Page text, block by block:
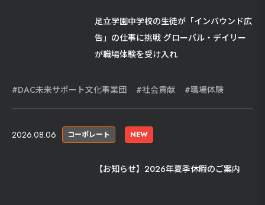
足立学園中学校の生徒が「インバウンド広
告」の仕事に挑戦 グローバル・デイリー
が職場体験を受け入れ
DAC未来サポート文化事業団 社会貢献 職場体験
NEW
コーポレート
2026.08.06
【お知らせ】2026年夏季休暇のご案内